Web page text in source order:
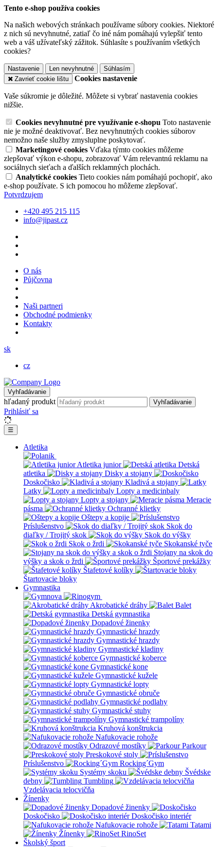
Tento e-shop používa cookies
Na našich webových stránkach používame súbory cookies. Niektoré
z nich sú nevyhnutné, zatiaľ čo iné nám pomáhajú vylepšiť tento
web a váš užívateľský zážitok. Súhlasíte s používaním všetkých
cookies?
Nastavenie Len nevyhnutné
Súhlasím
Zavrieť cookie lištu
Cookies nastavenie
Vaše súkromie je dôležité. Môžete si vybrať nastavenia cookies
nižšie.
Cookies nevyhnutné pre využívanie e-shopu Toto nastavenie
nie je možné deaktivovať. Bez nevyhnutných cookies súborov
nemožno naše služby zmysluplne poskytovať.
Marketingové cookies Vďaka týmto cookies môžeme
zlepšovať výkon e-shopu, zobrazovať Vám relevantnú reklamu na
sociálnych sieťach a ďalších reklamných plochách.
Analytické cookies Tieto cookies nám pomáhajú pochopiť, ako
e-shop používate. S ich pomocou ho môžeme zlepšovať.
Potvrdzujem
+420 495 215 115
info@jipast.cz
O nás
Půjčovna
Naši partneri
Obchodné podmienky
Kontakty
sk
cz
Vyhľadávanie
hľadaný produkt Vyhľadávanie
Prihlásiť sa
☰
Atletika
Atletika junior
Detská
atletika
Disky a stojany
Doskočisko
Kladivá a stojany
Latky
Lopty a medicinbaly
Lopty a stojany
Meracie
pásma
Ochranné klietky
Oštepy a kopije
Príslušenstvo
Skok do
diaľky / Trojitý skok
Skok do výšky
Skok o žrdi
Skokanské tyče
Stojany na skok do
výšky a skok o žrdi
Športové prekážky
Štafetové kolíky
Štartovacie bloky
Gymnastika
Akrobatické dráhy
Balet
Detská gymnastika
Dopadové žinenky
Gymnastické hrazdy
Gymnastické hrazdy
Gymnastické kladiny
Gymnastické koberce
Gymnastické kone
Gymnastické kužele
Gymnastické lopty
Gymnastické obruče
Gymnastické podlahy
Gymnastické stuhy
Gymnastické trampolíny
Kruhová konštrukcia
Nafukovacie rohože
Odrazové mostíky
Parkour
Preskokové stoly
Príslušenstvo
Rocking´Gym
Systémy skoku
Švédske
debny
Tumbling
Vzdelávacia telocvičňa
Žínenky
Dopadové žinenky
Doskočisko
Doskočisko interiér
Nafukovacie rohože
Tatami
Žínenky
RinoSet
Školský šport